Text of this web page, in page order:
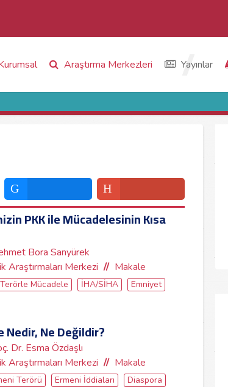
Araştırma Merkezleri Yayınlar
PKK ile Mücadelesinin Kısa
Bora Sanyürek
Araştırmaları Merkezi
Makale
Terörle Mücadele İHA/SİHA
Emniyet
Nedir, Ne Değildir?
Dr. Esma Özdaşlı
Araştırmaları Merkezi
Makale
Terörü Ermeni İddiaları
Diaspora